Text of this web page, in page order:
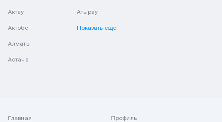
Актау
Актобе
Алматы
Астана
Атырау
Показать еще
Главная
Профиль